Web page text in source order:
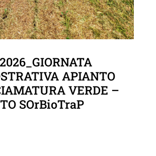
APIANTO
VERDE –
SOrBioTraP